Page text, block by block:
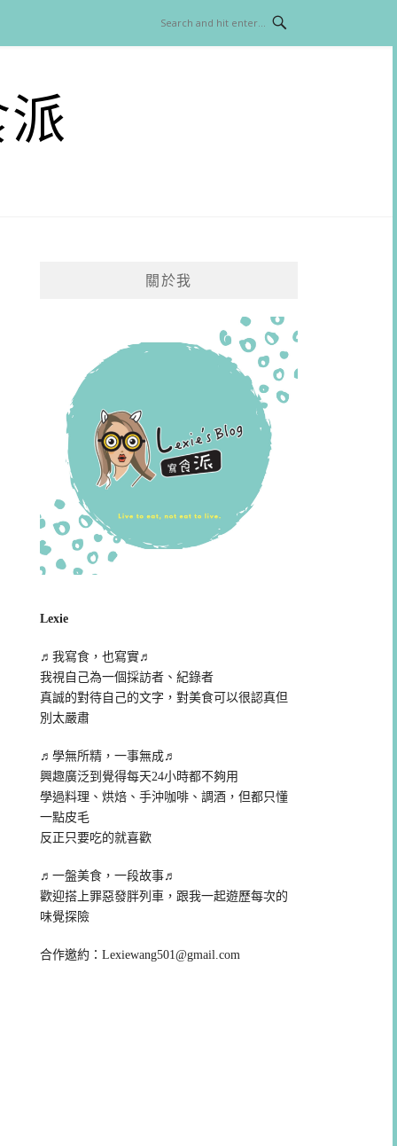
關於我
Lexie
♬我寫食，也寫實♬
我視自己為一個採訪者、紀錄者
真誠的對待自己的文字，對美食可以很認真但
別太嚴肅
♬學無所精，一事無成♬
興趣廣泛到覺得每天24小時都不夠用
學過料理、烘焙、手沖咖啡、調酒，但都只懂
一點皮毛
反正只要吃的就喜歡
♬一盤美食，一段故事♬
歡迎搭上罪惡發胖列車，跟我一起遊歷每次的
味覺探險
合作邀約：Lexiewang501@gmail.com